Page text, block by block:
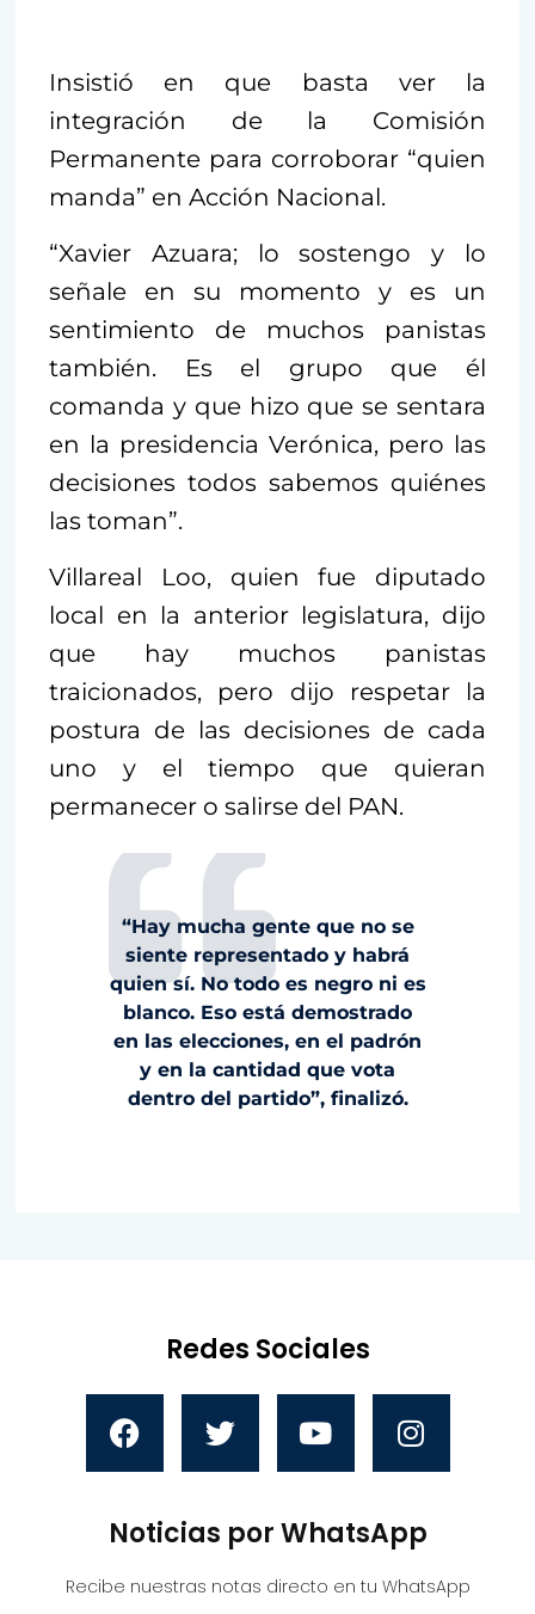
Insistió en que basta ver la
integración de la Comisión
Permanente para corroborar “quien
manda” en Acción Nacional.
“Xavier Azuara; lo sostengo y lo
señale en su momento y es un
sentimiento de muchos panistas
también. Es el grupo que él
comanda y que hizo que se sentara
en la presidencia Verónica, pero las
decisiones todos sabemos quiénes
las toman”.
Villareal Loo, quien fue diputado
local en la anterior legislatura, dijo
que hay muchos panistas
traicionados, pero dijo respetar la
postura de las decisiones de cada
uno y el tiempo que quieran
permanecer o salirse del PAN.
“Hay mucha gente que no se
siente representado y habrá
quien sí. No todo es negro ni es
blanco. Eso está demostrado
en las elecciones, en el padrón
y en la cantidad que vota
dentro del partido”, finalizó.
Redes Sociales
Noticias por WhatsApp
Recibe nuestras notas directo en tu WhatsApp